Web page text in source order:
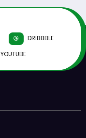
DRIBBBLE
YOUTUBE